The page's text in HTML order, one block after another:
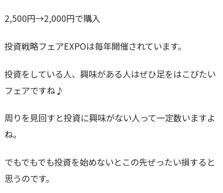
2,500円→2,000円で購入
投資戦略フェアEXPOは毎年開催されています。
投資をしている人、興味がある人はぜひ足をはこびたい
フェアですね♪
周りを見回すと投資に興味がない人って一定数いますよ
ね。
でもでもでも投資を始めないとこの先ぜったい損すると
思うのです。